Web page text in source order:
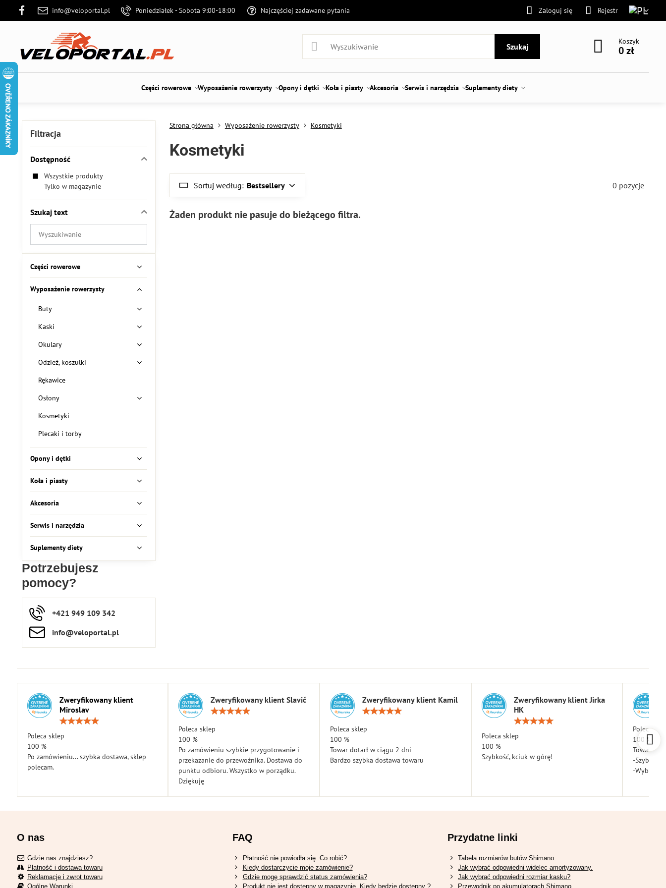
info@veloportal.pl Poniedziałek - Sobota 9:00-18:00 Najczęściej zadawane pytania Zaloguj się Rejestr
Szukaj
Koszyk
0 zł
Części rowerowe Wyposażenie rowerzysty Opony i dętki Koła i piasty Akcesoria Serwis i narzędzia Suplementy diety
Strona główna Wyposażenie rowerzysty Kosmetyki
Kosmetyki
Sortuj według: Bestsellery 0 pozycje
Filtracja
Dostępność
Wszystkie produkty
Tylko w magazynie
Szukaj text
Filtruj
wyniki
wyszukiwania
według
pełnego
tekstu
Potrzebujesz
pomocy?
+421 949 109 342
info​​@veloportal​.pl
Części rowerowe
Wyposażenie rowerzysty
Buty
Kaski
Okulary
Odzież, koszulki
Rękawice
Osłony
Kosmetyki
Plecaki i torby
Opony i dętki
Koła i piasty
Akcesoria
Serwis i narzędzia
Suplementy diety
Zweryfikowany klient
Miroslav
Poleca sklep
100 %
Po zamówieniu... szybka dostawa, sklep
polecam.
Zweryfikowany klient Slavič
Poleca sklep
100 %
Po zamówieniu szybkie przygotowanie i
przekazanie do przewoźnika. Dostawa do
punktu odbioru. Wszystko w porządku.
Dziękuję
Zweryfikowany klient Kamil
Poleca sklep
100 %
Towar dotarł w ciągu 2 dni
Bardzo szybka dostawa towaru
Zweryfikowany klient Jirka
HK
Poleca sklep
100 %
Szybkość, kciuk w górę!
Poleca
100 %
Towar
-Szybkość
-Wybór
O nas
Gdzie nas znajdziesz?
Platność i dostawa towaru
Reklamacje i zwrot towaru
Ogólne Warunki
FAQ
Płatność nie powiodła się. Co robić?
Kiedy dostarczycie moje zamówienie?
Gdzie mogę sprawdzić status zamówienia?
Produkt nie jest dostępny w magazynie. Kiedy będzie dostępny ?
Przydatne linki
Tabela rozmiarów butów Shimano.
Jak wybrać odpowiedni widelec amortyzowany.
Jak wybrać odpowiedni rozmiar kasku?
Przewodnik po akumulatorach Shimano.